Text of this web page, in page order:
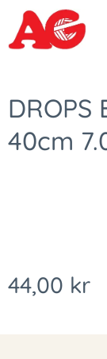
40cm
44,00 kr